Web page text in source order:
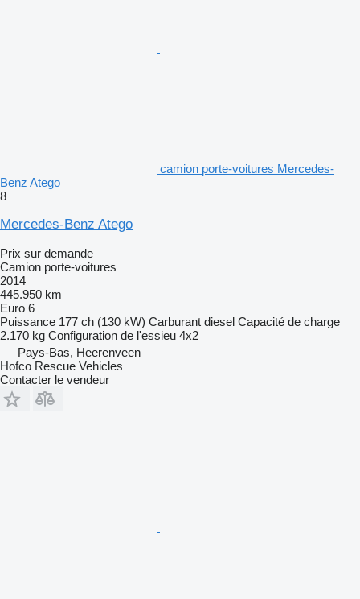
camion porte-voitures Mercedes-
Benz Atego
8
Mercedes-Benz Atego
Prix sur demande
Camion porte-voitures
2014
445.950 km
Euro 6
Puissance 177 ch (130 kW) Carburant diesel Capacité de charge
2.170 kg Configuration de l'essieu 4x2
Pays-Bas, Heerenveen
Hofco Rescue Vehicles
Contacter le vendeur